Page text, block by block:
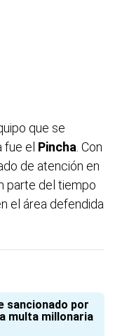
que se
el Pincha . Con
de atención en
parte del tiempo
el área defendida
sancionado por
multa millonaria